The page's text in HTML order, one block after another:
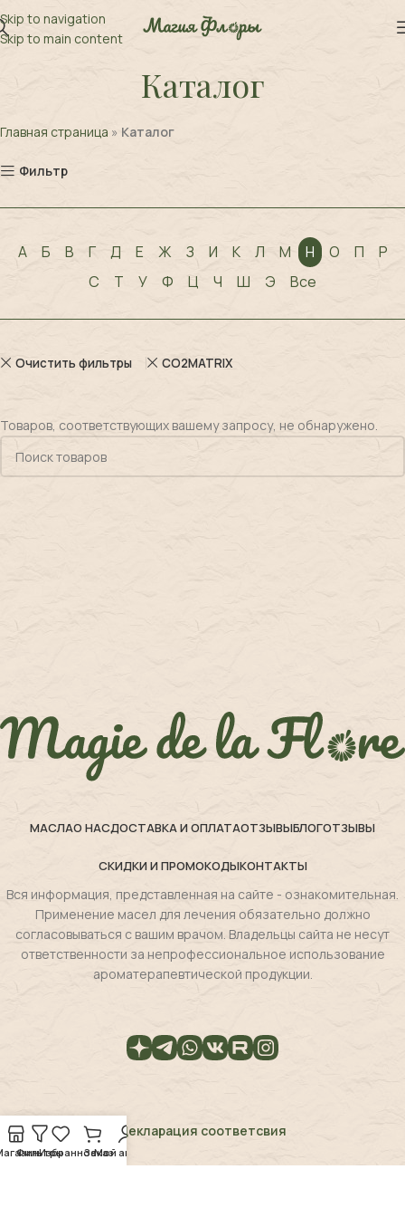
Skip to navigation
Skip to main content
Каталог
Главная страница » Каталог
Фильтр
А Б В Г Д Е Ж З И К Л М Н О П
Р
С
Т У Ф Ц Ч Ш Э Все
Очистить фильтры CO2MATRIX
Товаров, соответствующих вашему запросу, не обнаружено.
МАСЛАО НАСДОСТАВКА И ОПЛАТАОТЗЫВЫБЛОГОТЗЫВЫ
СКИДКИ И ПРОМОКОДЫКОНТАКТЫ
Вся информация, представленная на сайте - ознакомительная.
Применение масел для лечения обязательно должно
согласовываться с вашим врачом. Владельцы сайта не несут
ответственности за непрофессиональное использование
ароматерапевтической продукции.
Декларация соответсвия
ФильтрыИзбранноеЗаказ
Мой аккаунт